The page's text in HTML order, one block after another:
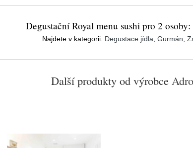
Degustační Royal menu sushi pro 2
Najdete v kategorii: Degustace jídla Gurmán
Další produkty od výrobce